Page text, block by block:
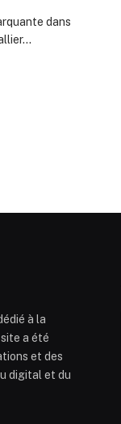
dans
à la
a été
et des
digital et du